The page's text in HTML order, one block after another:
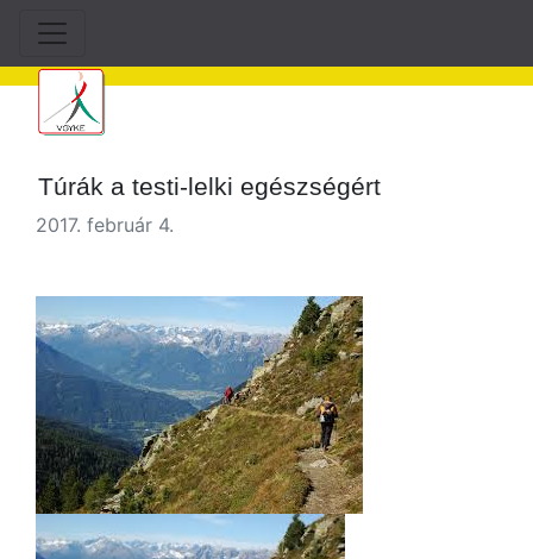
Túrák a testi-lelki egészségért
2017. február 4.